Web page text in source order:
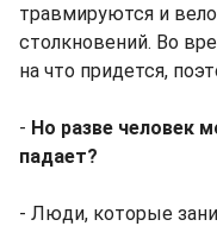
травмируются и
столкновений. Во
на что придется,
- Но разве человек
падает?
- Люди, которые